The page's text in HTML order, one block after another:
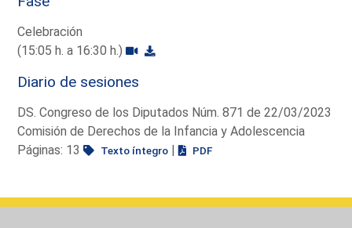
Celebración
(15:05 h. a 16:30 h.)
Diario de sesiones
DS. Congreso de los Diputados Núm. 871 de 22/03/2023
Comisión de Derechos de la Infancia y Adolescencia
Páginas: 13
Texto íntegro | PDF